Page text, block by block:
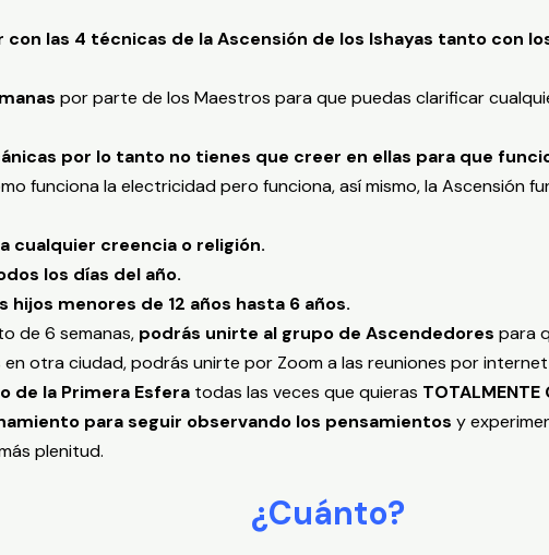
las 4 técnicas de la Ascensión de los Ishayas tanto con
por parte de los Maestros para que puedas clarificar
por lo tanto no tienes que creer en ellas para que
funciona la electricidad pero funciona, así mismo, la Ascensión
cualquier creencia o religión.
los días del año.
hijos menores de 12 años hasta 6 años.
de 6 semanas, podrás unirte al grupo de Ascendedores para
en otra ciudad, podrás unirte por Zoom a las reuniones por
de la Primera Esferatodas las veces que quieras TOTALMENTE
para seguir observando los pensamientos y
plenitud.
¿Cuánto?